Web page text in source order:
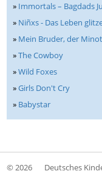
» Immortals – Bagdads
» Niñxs - Das Leben
» Mein Bruder, der
»The Cowboy
»Wild Foxes
»Girls Don't Cry
» Babystar
© 2026 Deutsches